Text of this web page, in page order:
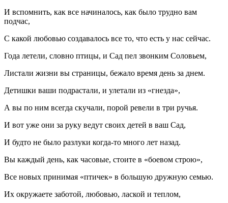
И вспомнить, как все начиналось, как было трудно вам
подчас,
С какой любовью создавалось все то, что есть у нас сейчас.
Года летели, словно птицы, и Сад пел звонким Соловьем,
Листали жизни вы страницы, бежало время день за днем.
Детишки ваши подрастали, и улетали из «гнезда»,
А вы по ним всегда скучали, порой ревели в три ручья.
И вот уже они за руку ведут своих детей в ваш Сад,
И будто не было разлуки когда-то много лет назад.
Вы каждый день, как часовые, стоите в «боевом строю»,
Все новых принимая «птичек» в большую дружную семью.
Их окружаете заботой, любовью, лаской и теплом,